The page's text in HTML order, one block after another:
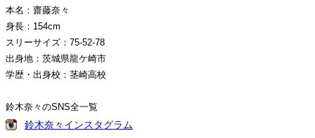
本名：齋藤奈々
身長：154cm
スリーサイズ：75-52-78
出身地：茨城県龍ケ崎市
学歴・出身校：茎崎高校
鈴木奈々のSNS全一覧
鈴木奈々インスタグラム